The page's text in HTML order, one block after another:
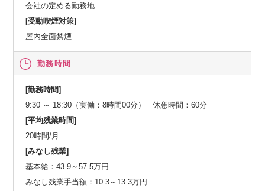
会社の定める勤務地
[受動喫煙対策]
屋内全面禁煙
勤務時間
[勤務時間]
9:30 ～ 18:30（実働：8時間00分） 休憩時間：60分
[平均残業時間]
20時間/月
[みなし残業]
基本給：43.9～57.5万円
みなし残業手当額：10.3～13.3万円